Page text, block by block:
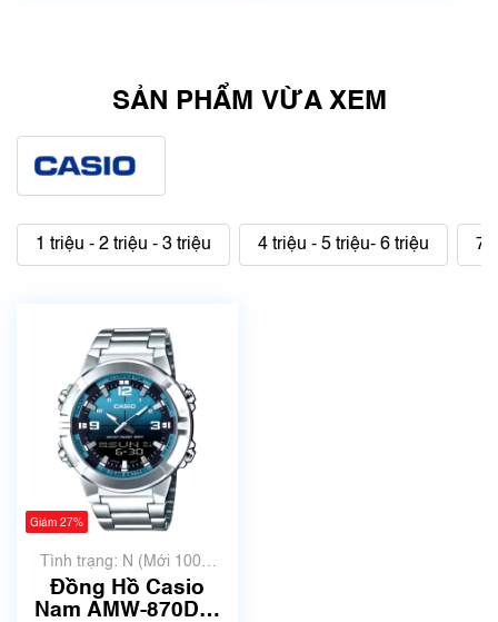
SẢN PHẨM VỪA XEM
1 triệu - 2 triệu - 3 triệu 4 triệu - 5 triệu- 6 triệu 7
Giảm 27%
Tình trạng: N (Mới 100%
chưa qua sử dụng)
Đồng Hồ Casio
Nam AMW-870DA-